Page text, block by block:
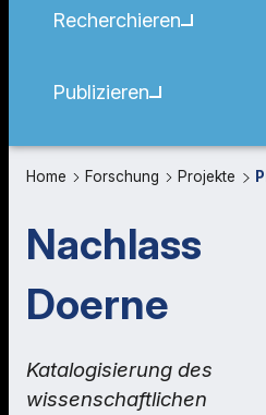
Recherchieren
Publizieren
Home Forschung Projekte
Nachlass
Doerne
Katalogisierung des
wissenschaftlichen